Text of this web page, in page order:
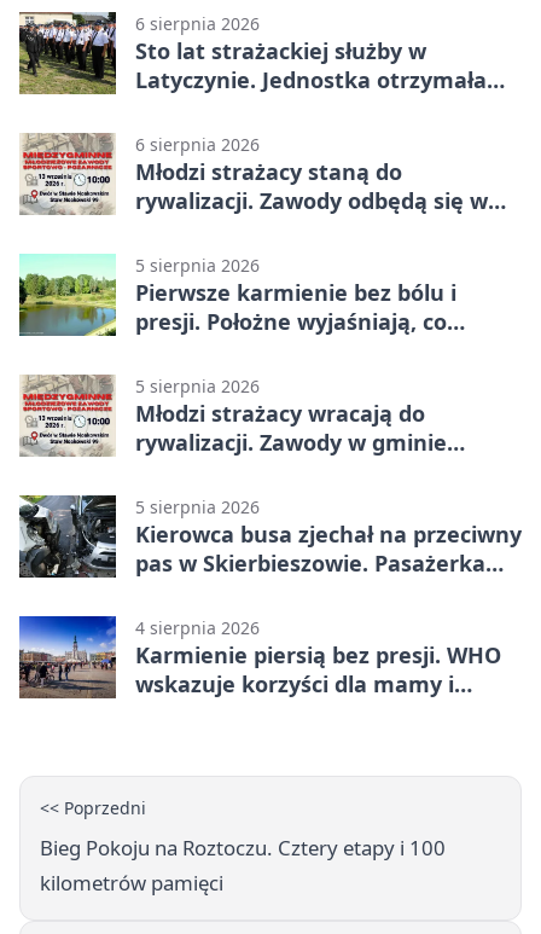
6 sierpnia 2026
Sto lat strażackiej służby w
Latyczynie. Jednostka otrzymała
6 sierpnia 2026
Młodzi strażacy staną do
rywalizacji. Zawody odbędą się w
5 sierpnia 2026
Pierwsze karmienie bez bólu i
presji. Położne wyjaśniają, co
5 sierpnia 2026
Młodzi strażacy wracają do
rywalizacji. Zawody w gminie
5 sierpnia 2026
Kierowca busa zjechał na przeciwny
pas w Skierbieszowie. Pasażerka
4 sierpnia 2026
Karmienie piersią bez presji. WHO
wskazuje korzyści dla mamy i
<< Poprzedni
Bieg Pokoju na Roztoczu. Cztery etapy i 100
kilometrów pamięci